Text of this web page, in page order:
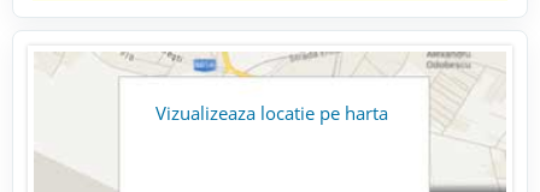
Vizualizeaza locatie pe harta